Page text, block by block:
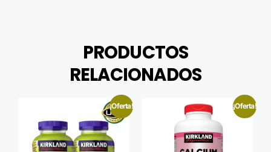
PRODUCTOS
RELACIONADOS
¡Oferta! ¡Oferta!